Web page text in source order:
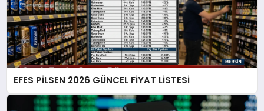
EFES PİLSEN 2026 GÜNCEL FİYAT LİSTESİ